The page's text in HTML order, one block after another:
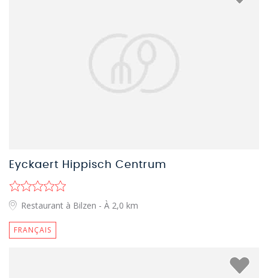
Eyckaert Hippisch Centrum
Restaurant à Bilzen - À 2,0 km
FRANÇAIS